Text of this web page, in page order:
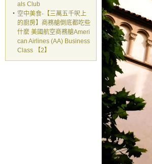
als Club
‧ 空中美食-【三萬五千呎上
的廚房】商務艙倒底都吃些
什麼 美國航空商務艙Ameri
can Airlines (AA) Business
Class 【2】